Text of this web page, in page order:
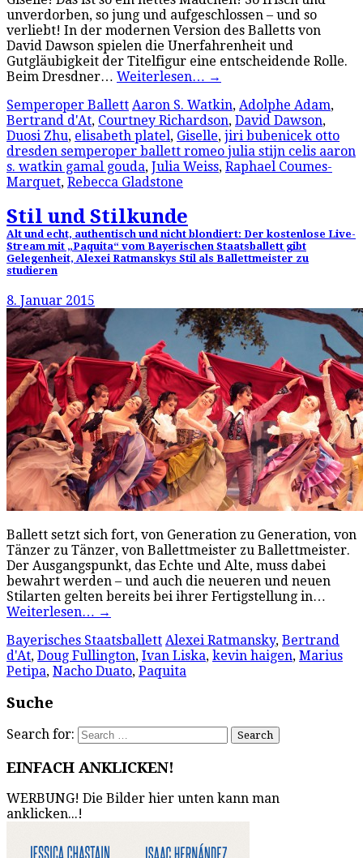
unverdorben, so jung und aufgeschlossen – und so
verliebt! In der modernen Version des Balletts von
David Dawson spielen die Unerfahrenheit und
Gutgläubigkeit der Titelfigur eine entscheidende Rolle.
Beim Dresdner… Weiterlesen… →
Semperoper Ballett Aaron S. Watkin, Adolphe Adam,
Bertrand d'At, Courtney Richardson, David Dawson,
Duosi Zhu, elisabeth platel, Giselle, jiri bubenicek otto
dresden semperoper ballett romeo julia stijn celis aaron
s. watkin gamal gouda, Julia Weiss, Raphael Coumes-
Marquet, Rebecca Gladstone
Stil und Stilkunde
Alt und echt, authentisch und nicht blondiert: Der kostenlose Live-
Stream mit „Paquita“ vom Bayerischen Staatsballett gibt
Gelegenheit, Alexei Ratmanskys Stil als Ballettmeister zu
studieren
8. Januar 2015
Ballett setzt sich fort, von Generation zu Generation, von
Tänzer zu Tänzer, von Ballettmeister zu Ballettmeister.
Der Ausgangspunkt, das Echte und Alte, muss dabei
bewahrt werden – und auch die neueren und neuen
Stilarten gelten bereits bei ihrer Fertigstellung in…
Weiterlesen… →
Bayerisches Staatsballett Alexei Ratmansky, Bertrand
d'At, Doug Fullington, Ivan Liska, kevin haigen, Marius
Petipa, Nacho Duato, Paquita
Suche
Search for:
EINFACH ANKLICKEN!
WERBUNG! Die Bilder hier unten kann man
anklicken...!